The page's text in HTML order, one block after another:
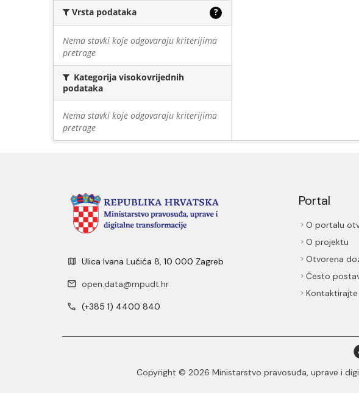
Vrsta podataka ?
Nema stavki koje odgovaraju kriterijima
pretrage
Kategorija visokovrijednih
podataka
Nema stavki koje odgovaraju kriterijima
pretrage